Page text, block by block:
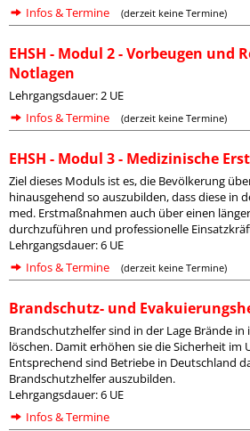
Infos & Termine
(derzeit keine Termine)
EHSH - Modul 2 - Vorbeugen und
Notlagen
Lehrgangsdauer: 2 UE
Infos & Termine
(derzeit keine Termine)
EHSH - Modul 3 - Medizinische
Ziel dieses Moduls ist es, die Bevölkerung
hinausgehend so auszubilden, dass diese in
med. Erstmaßnahmen auch über einen
durchzuführen und professionelle
Lehrgangsdauer: 6 UE
Infos & Termine
(derzeit keine Termine)
Brandschutz- und
Brandschutzhelfer sind in der Lage Brände
löschen. Damit erhöhen sie die Sicherheit im
Entsprechend sind Betriebe in Deutschland
Brandschutzhelfer auszubilden.
Lehrgangsdauer: 6 UE
Infos & Termine